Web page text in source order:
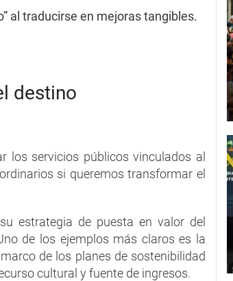
al traducirse en mejoras tangibles.
destino
los servicios públicos vinculados al
si queremos transformar el
estrategia de puesta en valor del
de los ejemplos más claros es la
de los planes de sostenibilidad
cultural y fuente de ingresos.